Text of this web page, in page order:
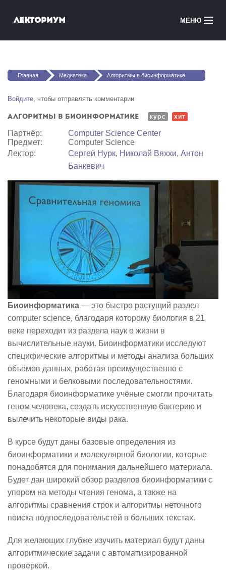
Лекториум МЕНЮ
Медиатека
Courses in English
Вы здесь
Главная Медиатека Алгоритмы в биоинформатике
Войдите, чтобы отправлять комментарии
Алгоритмы в биоинформатике курс хит
Партнёр:
Computer Science Center
Предмет:
Computer Science
Лектор:
Сергей Нурк, Николай Вяххи, Антон
Банкевич
Биоинформатика — это быстро растущий раздел
computer science, благодаря которому биология в 21
веке переходит из раздела наук о жизни в
вычислительные науки. Биоинформатики исследуют
специфические алгоритмы и методы анализа больших
объёмов данных, работая преимущественно с
геномными и белковыми последовательностями.
Благодаря биоинформатике учёные смогли прочитать
геном человека, создать искусственную бактерию и
вылечить некоторые виды рака.
В курсе будут даны базовые определения из
биоинформатики и молекулярной биологии, которые
понадобятся для понимания дальнейшего материала.
Будет дан широкий обзор разделов биоинформатики с
упором на методы чтения генома, а также на
алгоритмы сравнения строк и алгоритмы неточного
поиска подпоследовательстей в больших текстах.
Для желающих глубже изучить материал будут даны
алгоритмические задачи с автоматизированной
проверкой.